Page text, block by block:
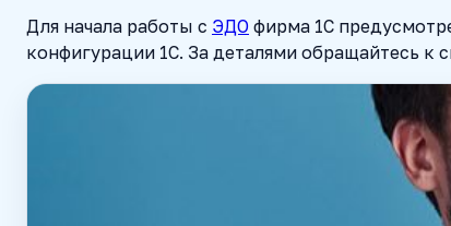
Для начала работы с ЭДО фирма 1С
конфигурации 1С. За деталями обращайтесь к